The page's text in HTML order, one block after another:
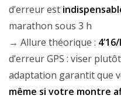
d’erreur est
marathon sous 3 h
→ Allure théorique :
d’erreur GPS : viser plutôt
adaptation garantit que
même si votre montre